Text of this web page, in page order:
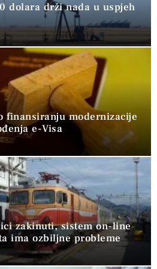
dolara drži nada u uspjeh
finansiranju modernizacije
e-Visa
zakinuti, sistem on-line
ima ozbiljne probleme